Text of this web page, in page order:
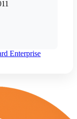
Enterprise